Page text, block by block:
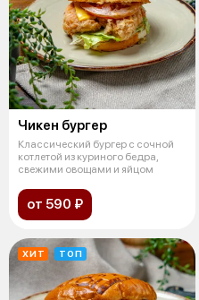
Чикен бургер
Классический бургер с сочной
котлетой из куриного бедра,
свежими овощами и яйцом
от 590 ₽
ХИТ ТОП